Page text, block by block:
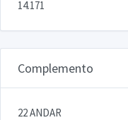
14.171
Complemento
22 ANDAR